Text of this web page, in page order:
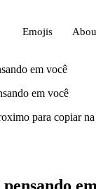
Emojis
em você
em você
para copiar